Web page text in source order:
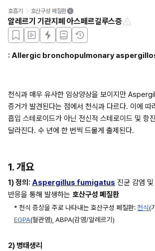
호흡기 호산구성 폐질환
알레르기 기관지폐 아스페르길루스증
: Allergic bronchopulmonary
천식과 매우 유사한 임상양상을 보이지만
증거가 발견된다는 점에서 천식과 다르다. 이에 따
흡입 스테로이드가 아닌 전신적 스테로이드 및 항
달라진다. 수 년에 한 번씩 드물게 출제된다.
1. 개요
1) 정의: Aspergillus fumigatus 진균 감염
반응을 통해 발생하는 호산구성 폐질환
* 천식 증상을 주로 나타내는 호산구성 폐질환: 천식
EGPA(혈관염), ABPA(감염/알레르기)
2) 병태생리